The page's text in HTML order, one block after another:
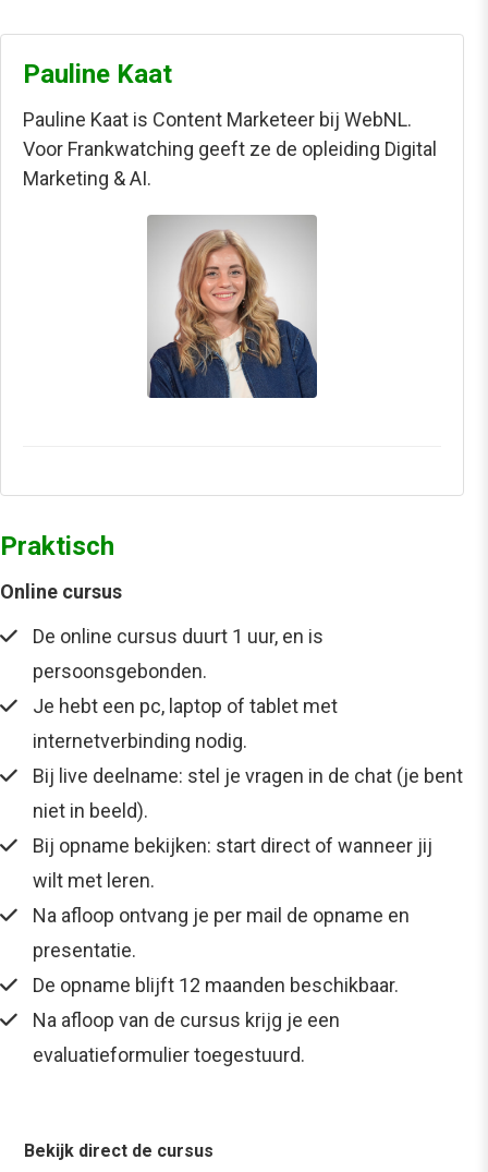
Pauline Kaat
Pauline Kaat is Content Marketeer bij WebNL.
Voor Frankwatching geeft ze de opleiding Digital
Marketing & AI.
Praktisch
Online cursus
De online cursus duurt 1 uur, en is
persoonsgebonden.
Je hebt een pc, laptop of tablet met
internetverbinding nodig.
Bij live deelname: stel je vragen in de chat (je bent
niet in beeld).
Bij opname bekijken: start direct of wanneer jij
wilt met leren.
Na afloop ontvang je per mail de opname en
presentatie.
De opname blijft 12 maanden beschikbaar.
Na afloop van de cursus krijg je een
evaluatieformulier toegestuurd.
Bekijk direct de cursus